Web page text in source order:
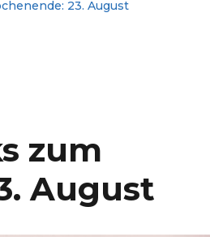
23. August
zum
August